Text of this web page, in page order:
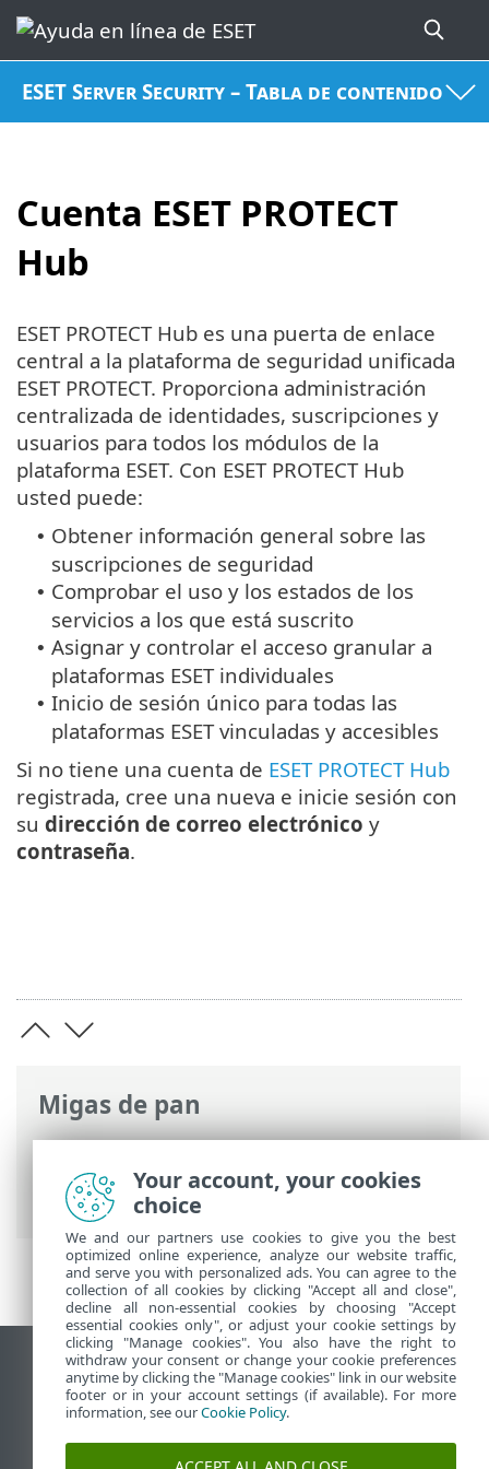
ESET Server Security – Tabla de contenido
Cuenta ESET PROTECT
Hub
Migas de pan
Ayuda en línea de ESET>ESET Server
Security >Activar ESET Server Security>
Cuenta ESET PROTECT Hub
ESET PROTECT Hub es una puerta de enlace
central a la plataforma de seguridad unificada
ESET PROTECT. Proporciona administración
centralizada de identidades, suscripciones y
usuarios para todos los módulos de la
plataforma ESET. Con ESET PROTECT Hub
usted puede:
• Obtener información general sobre las
suscripciones de seguridad
• Comprobar el uso y los estados de los
servicios a los que está suscrito
• Asignar y controlar el acceso granular a
plataformas ESET individuales
• Inicio de sesión único para todas las
plataformas ESET vinculadas y accesibles
Si no tiene una cuenta de ESET PROTECT Hub
registrada, cree una nueva e inicie sesión con
su dirección de correo electrónico y
contraseña.
Ver sitio del escritorio
End of Life
Base de conocimiento de ESET
Foro de ESET
Your account, your cookies
choice
We and our partners use cookies to give you the best
optimized online experience, analyze our website traffic,
and serve you with personalized ads. You can agree to the
collection of all cookies by clicking "Accept all and close",
decline all non-essential cookies by choosing "Accept
essential cookies only", or adjust your cookie settings by
clicking "Manage cookies". You also have the right to
withdraw your consent or change your cookie preferences
anytime by clicking the "Manage cookies" link in our website
footer or in your account settings (if available). For more
information, see ourCookie Policy.